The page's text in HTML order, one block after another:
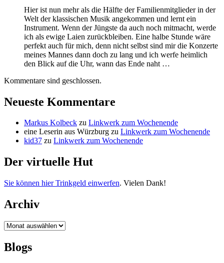
Hier ist nun mehr als die Hälfte der Familienmitglieder in der
Welt der klassischen Musik angekommen und lernt ein
Instrument. Wenn der Jüngste da auch noch mitmacht, werde
ich als ewige Laien zurückbleiben. Eine halbe Stunde wäre
perfekt auch für mich, denn nicht selbst sind mir die Konzerte
meines Mannes dann doch zu lang und ich werfe heimlich
den Blick auf die Uhr, wann das Ende naht …
Kommentare sind geschlossen.
Neueste Kommentare
Markus Kolbeck zu Linkwerk zum Wochenende
eine Leserin aus Würzburg zu Linkwerk zum Wochenende
kid37 zu Linkwerk zum Wochenende
Der virtuelle Hut
Sie können hier Trinkgeld einwerfen. Vielen Dank!
Archiv
Archiv
Blogs